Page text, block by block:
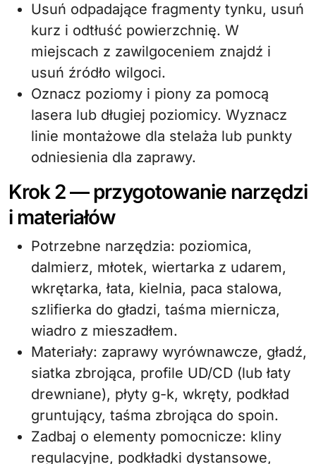
Usuń odpadające fragmenty tynku, usuń
kurz i odtłuść powierzchnię. W
miejscach z zawilgoceniem znajdź i
usuń źródło wilgoci.
Oznacz poziomy i piony za pomocą
lasera lub długiej poziomicy. Wyznacz
linie montażowe dla stelaża lub punkty
odniesienia dla zaprawy.
Krok 2 — przygotowanie narzędzi
i materiałów
Potrzebne narzędzia: poziomica,
dalmierz, młotek, wiertarka z udarem,
wkrętarka, łata, kielnia, paca stalowa,
szlifierka do gładzi, taśma miernicza,
wiadro z mieszadłem.
Materiały: zaprawy wyrównawcze, gładź,
siatka zbrojąca, profile UD/CD (lub łaty
drewniane), płyty g-k, wkręty, podkład
gruntujący, taśma zbrojąca do spoin.
Zadbaj o elementy pomocnicze: kliny
regulacyjne, podkładki dystansowe,